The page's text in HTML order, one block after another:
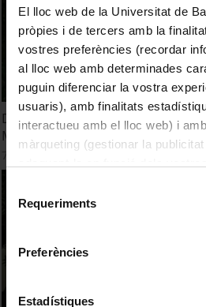
El lloc web de la Universitat de
pròpies i de tercers amb la
vostres preferències (recordar
al lloc web amb determinades
puguin diferenciar la vostra
usuaris), amb finalitats
interactueu amb el lloc web) i
màrqueting (gestionar la publicitat
consultar laPolítica de galetes
Requeriments
Preferències
Estadístiques
Dossier d’aprenentatge –
Marta Sancho Planas
7 October, 2016